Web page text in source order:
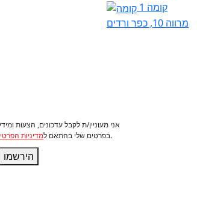
קומה 1
מרווה 10, כפר ורדים
אני מעוניין/ת לקבל עדכונים, הצעות
בפרטים שלי בהתאם למדיניות ידוע לי כי אני יכול/ה לבטל את הסכמתי בכל עת.
הירשמו